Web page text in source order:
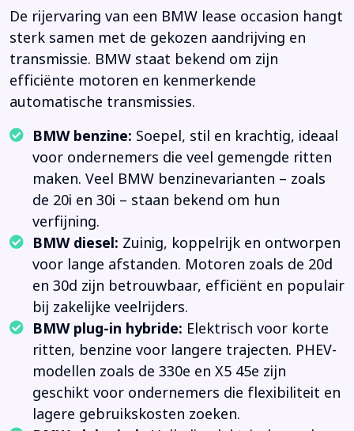
De rijervaring van een BMW lease occasion hangt
sterk samen met de gekozen aandrijving en
transmissie. BMW staat bekend om zijn
efficiënte motoren en kenmerkende
automatische transmissies.
BMW benzine: Soepel, stil en krachtig, ideaal
voor ondernemers die veel gemengde ritten
maken. Veel BMW benzinevarianten – zoals
de 20i en 30i – staan bekend om hun
verfijning.
BMW diesel: Zuinig, koppelrijk en ontworpen
voor lange afstanden. Motoren zoals de 20d
en 30d zijn betrouwbaar, efficiënt en populair
bij zakelijke veelrijders.
BMW plug-in hybride: Elektrisch voor korte
ritten, benzine voor langere trajecten. PHEV-
modellen zoals de 330e en X5 45e zijn
geschikt voor ondernemers die flexibiliteit en
lagere gebruikskosten zoeken.